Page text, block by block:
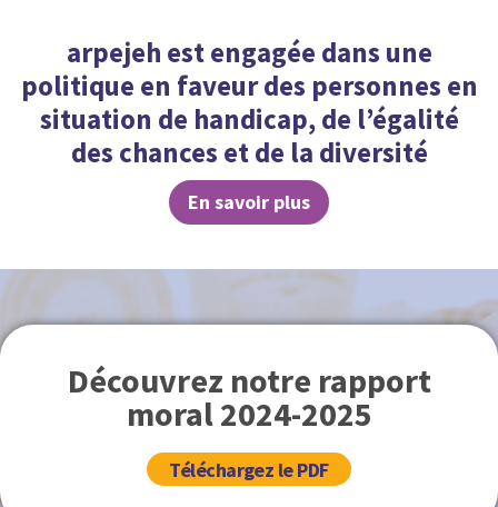
arpejeh est engagée dans une
politique en faveur des personnes en
situation de handicap, de l’égalité
des chances et de la diversité
En savoir plus
Découvrez notre rapport
moral 2024-2025
Téléchargez le PDF